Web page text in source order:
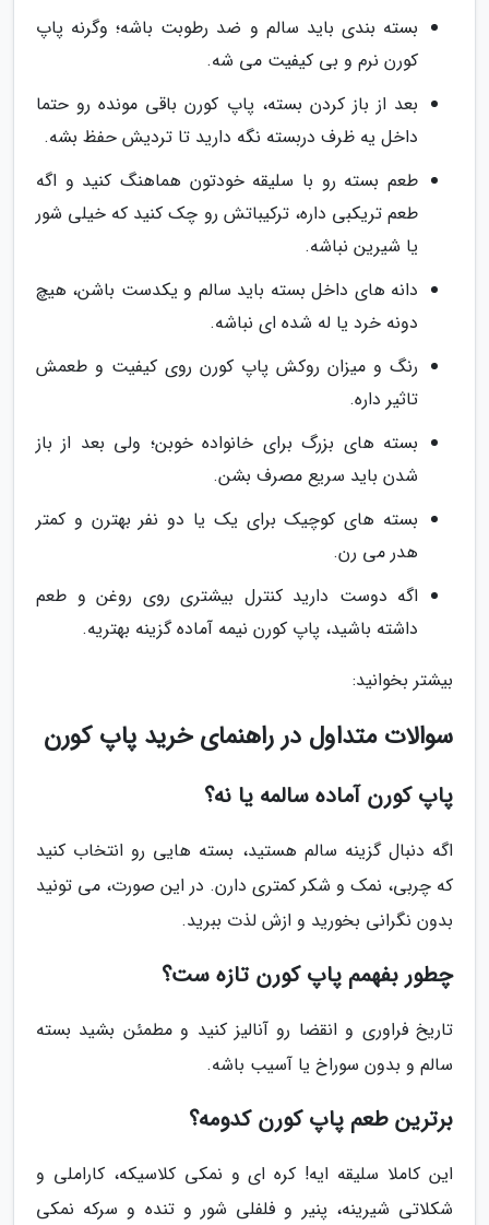
بسته بندی باید سالم و ضد رطوبت باشه؛ وگرنه پاپ
کورن نرم و بی کیفیت می شه.
بعد از باز کردن بسته، پاپ کورن باقی مونده رو حتما
داخل یه ظرف دربسته نگه دارید تا تردیش حفظ بشه.
طعم بسته رو با سلیقه خودتون هماهنگ کنید و اگه
طعم تریکبی داره، ترکیباتش رو چک کنید که خیلی شور
یا شیرین نباشه.
دانه های داخل بسته باید سالم و یکدست باشن، هیچ
دونه خرد یا له شده ای نباشه.
رنگ و میزان روکش پاپ کورن روی کیفیت و طعمش
تاثیر داره.
بسته های بزرگ برای خانواده خوبن؛ ولی بعد از باز
شدن باید سریع مصرف بشن.
بسته های کوچیک برای یک یا دو نفر بهترن و کمتر
هدر می رن.
اگه دوست دارید کنترل بیشتری روی روغن و طعم
داشته باشید، پاپ کورن نیمه آماده گزینه بهتریه.
بیشتر بخوانید:
سوالات متداول در راهنمای خرید پاپ کورن
پاپ کورن آماده سالمه یا نه؟
اگه دنبال گزینه سالم هستید، بسته هایی رو انتخاب کنید
که چربی، نمک و شکر کمتری دارن. در این صورت، می تونید
بدون نگرانی بخورید و ازش لذت ببرید.
چطور بفهمم پاپ کورن تازه ست؟
تاریخ فراوری و انقضا رو آنالیز کنید و مطمئن بشید بسته
سالم و بدون سوراخ یا آسیب باشه.
برترین طعم پاپ کورن کدومه؟
این کاملا سلیقه ایه! کره ای و نمکی کلاسیکه، کاراملی و
شکلاتی شیرینه، پنیر و فلفلی شور و تنده و سرکه نمکی